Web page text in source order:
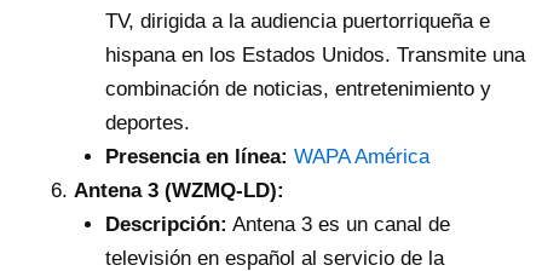
TV, dirigida a la audiencia puertorriqueña e
hispana en los Estados Unidos. Transmite una
combinación de noticias, entretenimiento y
deportes.
Presencia en línea: WAPA América
Antena 3 (WZMQ-LD):
Descripción: Antena 3 es un canal de
televisión en español al servicio de la